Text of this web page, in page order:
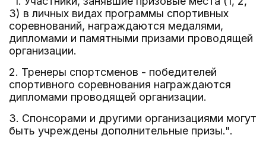
3) в личных видах программы спортивных
соревнований, награждаются медалями,
дипломами и памятными призами проводящей
организации.
2. Тренеры спортсменов - победителей
спортивного соревнования награждаются
дипломами проводящей организации.
3. Спонсорами и другими организациями могут
быть учреждены дополнительные призы.".